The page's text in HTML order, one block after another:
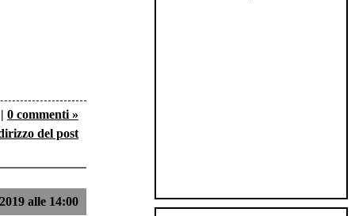
| 0 commenti »
del post
alle 14:00